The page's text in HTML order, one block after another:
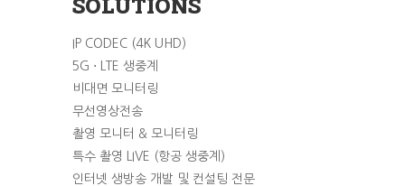
IP CODEC (4K UHD)
5G ⋅ LTE 생중계
비대면 모니터링
무선영상전송
촬영 모니터 & 모니터링
특수 촬영 LIVE (항공 생중계)
인터넷 생방송 개발 및 컨설팅 전문